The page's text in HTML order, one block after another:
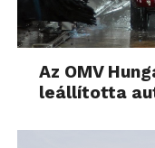
Az OMV
leállította